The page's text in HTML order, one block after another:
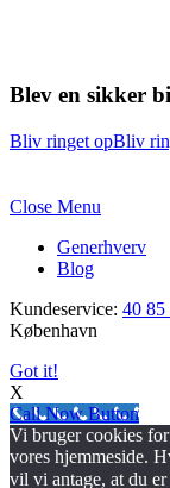
Blev en sikker
Bliv ringet opBliv
Close Menu
Generhverv
Blog
Kundeservice: 40 85
København
Got it!
X
Call Now Button
Vi bruger cookies
vores hjemmeside.
vil vi antage, at du